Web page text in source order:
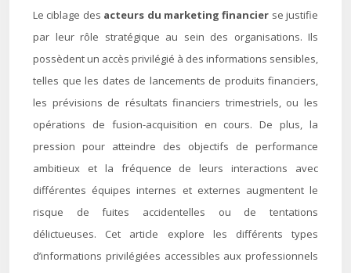
Le ciblage des acteurs du marketing financier se justifie
par leur rôle stratégique au sein des organisations. Ils
possèdent un accès privilégié à des informations sensibles,
telles que les dates de lancements de produits financiers,
les prévisions de résultats financiers trimestriels, ou les
opérations de fusion-acquisition en cours. De plus, la
pression pour atteindre des objectifs de performance
ambitieux et la fréquence de leurs interactions avec
différentes équipes internes et externes augmentent le
risque de fuites accidentelles ou de tentations
délictueuses. Cet article explore les différents types
d’informations privilégiées accessibles aux professionnels